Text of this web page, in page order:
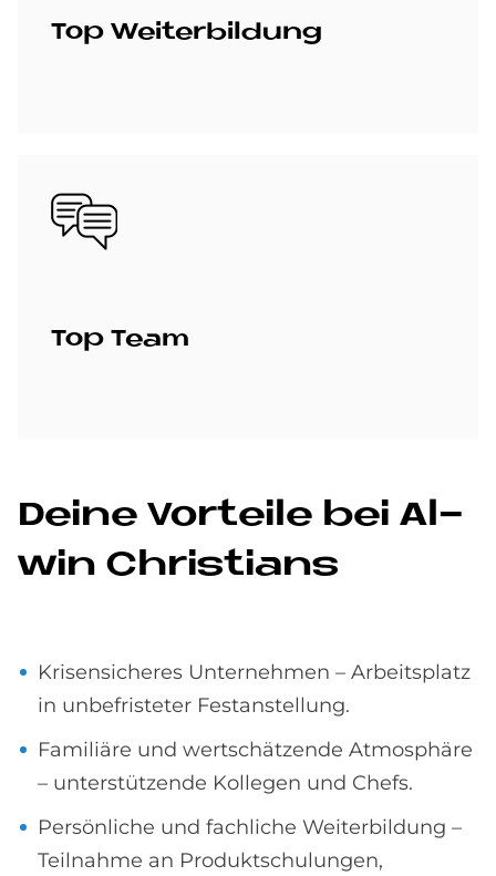
Top Wei­ter­bil­dung
Bild
Top Team
De­i­ne Vor­teile bei Al­
win Chri­stians
Krisensicheres Unternehmen – Arbeitsplatz
in unbefristeter Festanstellung.
Familiäre und wertschätzende Atmosphäre
– unterstützende Kollegen und Chefs.
Persönliche und fachliche Weiterbildung –
Teilnahme an Produktschulungen,